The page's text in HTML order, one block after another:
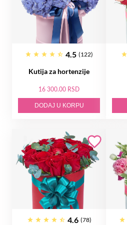
4.5 (122)
Kutija za hortenzije
16 300.00 RSD
DODAJ U KORPU
4.6 (78)